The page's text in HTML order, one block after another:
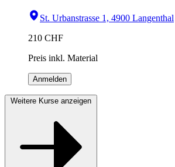
St. Urbanstrasse 1, 4900 Langenthal
210 CHF
Preis inkl. Material
Anmelden
Weitere Kurse anzeigen